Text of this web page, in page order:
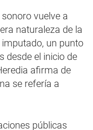
vuelve a
naturaleza de la
un punto
desde el inicio de
afirma de
se refería a
públicas